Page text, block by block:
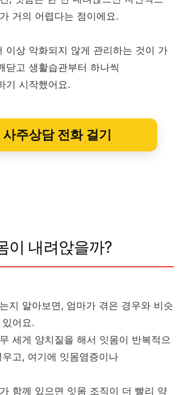
거의 어렵다는 점이에요.
이상 악화되지 않게 관리하는 것이 가
닫고 생활습관부터 하나씩
기 시작했어요.
사주상담 전화 걸기
이 내려앉을까?
지 알아보면, 엄마가 겪은 경우와 비슷
어요.
세게 양치질을 해서 잇몸이 반복적으
고, 여기에 잇몸염증이나
함께 있으면 잇몸 조직이 더 빨리 약